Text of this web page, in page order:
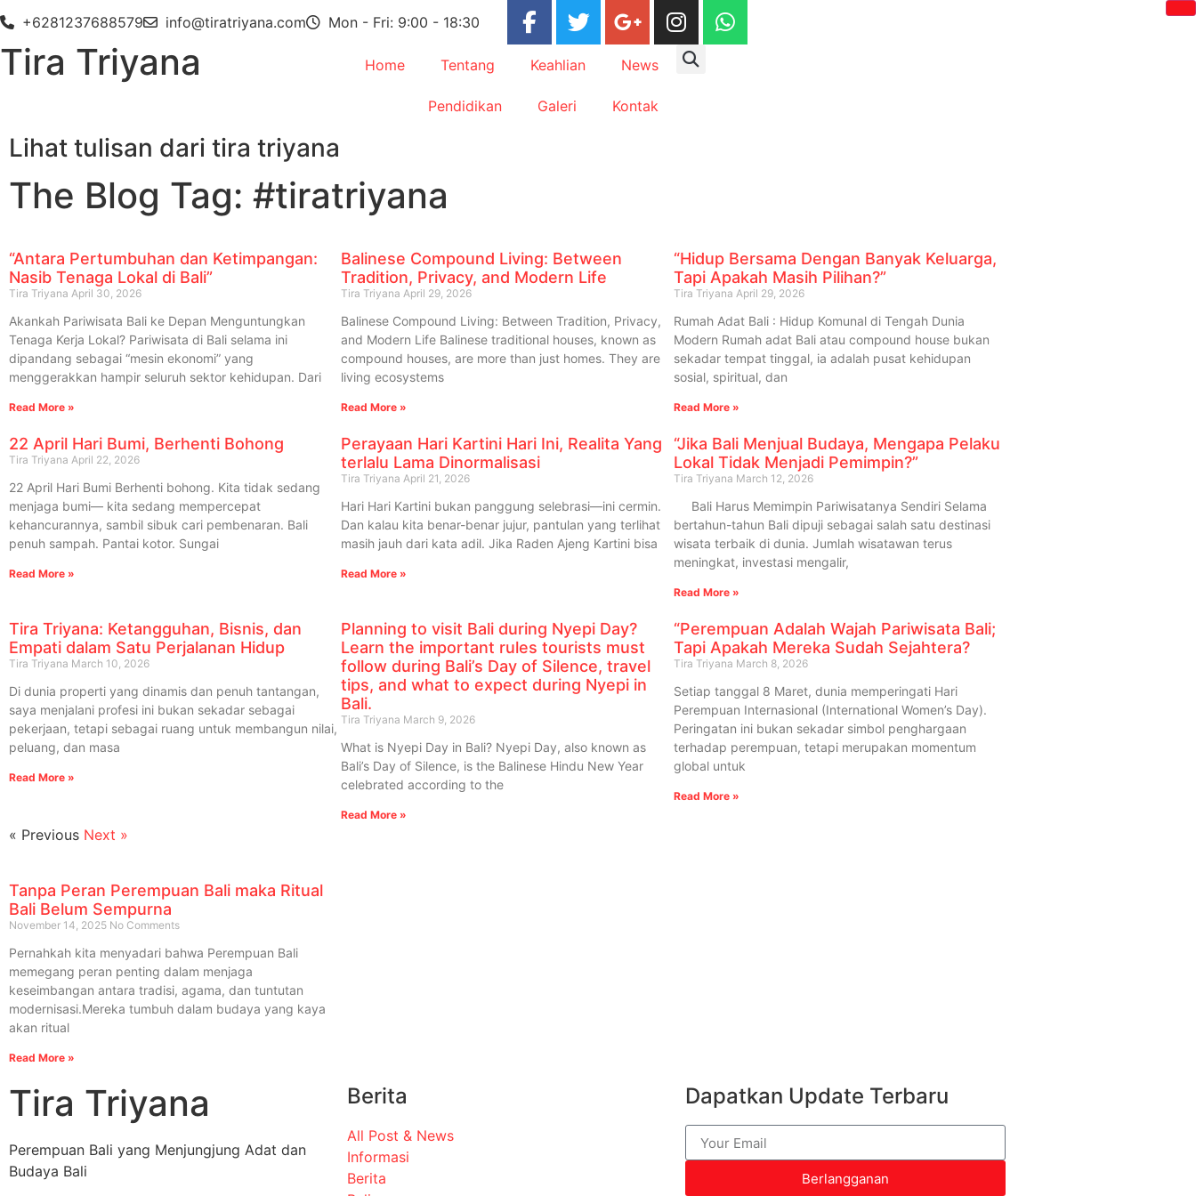
+6281237688579 info@tiratriyana.com Mon - Fri: 9:00 - 18:30
Tira Triyana Home Tentang Keahlian News
Pendidikan Galeri Kontak
Lihat tulisan dari tira triyana
The Blog Tag: #tiratriyana
“Antara Pertumbuhan dan Ketimpangan:
Nasib Tenaga Lokal di Bali”
Tira Triyana April 30, 2026
Akankah Pariwisata Bali ke Depan Menguntungkan
Tenaga Kerja Lokal? Pariwisata di Bali selama ini
dipandang sebagai “mesin ekonomi” yang
menggerakkan hampir seluruh sektor kehidupan. Dari
Read More »
Balinese Compound Living: Between
Tradition, Privacy, and Modern Life
Tira TriyanaApril 29, 2026
Balinese Compound Living: Between Tradition, Privacy,
and Modern Life Balinese traditional houses, known as
compound houses, are more than just homes. They are
living ecosystems
Read More »
“Hidup Bersama Dengan Banyak Keluarga,
Tapi Apakah Masih Pilihan?”
Tira Triyana April 29, 2026
Rumah Adat Bali : Hidup Komunal di Tengah Dunia
Modern Rumah adat Bali atau compound house bukan
sekadar tempat tinggal, ia adalah pusat kehidupan
sosial, spiritual, dan
Read More »
22 April Hari Bumi, Berhenti Bohong
Tira Triyana April 22, 2026
22 April Hari Bumi Berhenti bohong. Kita tidak sedang
menjaga bumi— kita sedang mempercepat
kehancurannya, sambil sibuk cari pembenaran. Bali
penuh sampah. Pantai kotor. Sungai
Read More »
Perayaan Hari Kartini Hari Ini, Realita Yang
terlalu Lama Dinormalisasi
Tira TriyanaApril 21, 2026
Hari Hari Kartini bukan panggung selebrasi—ini cermin.
Dan kalau kita benar-benar jujur, pantulan yang terlihat
masih jauh dari kata adil. Jika Raden Ajeng Kartini bisa
Read More »
“Jika Bali Menjual Budaya, Mengapa Pelaku
Lokal Tidak Menjadi Pemimpin?”
Tira Triyana March 12, 2026
Bali Harus Memimpin Pariwisatanya Sendiri Selama
bertahun-tahun Bali dipuji sebagai salah satu destinasi
wisata terbaik di dunia. Jumlah wisatawan terus
meningkat, investasi mengalir,
Read More »
Tira Triyana: Ketangguhan, Bisnis, dan
Empati dalam Satu Perjalanan Hidup
Tira Triyana March 10, 2026
Di dunia properti yang dinamis dan penuh tantangan,
saya menjalani profesi ini bukan sekadar sebagai
pekerjaan, tetapi sebagai ruang untuk membangun nilai,
peluang, dan masa
Read More »
Planning to visit Bali during Nyepi Day?
Learn the important rules tourists must
follow during Bali’s Day of Silence, travel
tips, and what to expect during Nyepi in
Bali.
Tira Triyana March 9, 2026
What is Nyepi Day in Bali? Nyepi Day, also known as
Bali’s Day of Silence, is the Balinese Hindu New Year
celebrated according to the
Read More »
“Perempuan Adalah Wajah Pariwisata Bali;
Tapi Apakah Mereka Sudah Sejahtera?
Tira Triyana March 8, 2026
Setiap tanggal 8 Maret, dunia memperingati Hari
Perempuan Internasional (International Women’s Day).
Peringatan ini bukan sekadar simbol penghargaan
terhadap perempuan, tetapi merupakan momentum
global untuk
Read More »
« Previous Next »
Tanpa Peran Perempuan Bali maka Ritual
Bali Belum Sempurna
November 14, 2025 No Comments
Pernahkah kita menyadari bahwa Perempuan Bali
memegang peran penting dalam menjaga
keseimbangan antara tradisi, agama, dan tuntutan
modernisasi.Mereka tumbuh dalam budaya yang kaya
akan ritual
Read More »
Tira Triyana
Perempuan Bali yang Menjungjung Adat dan
Budaya Bali
Berita
All Post & News
Informasi
Berita
Dapatkan Update Terbaru
Berlangganan